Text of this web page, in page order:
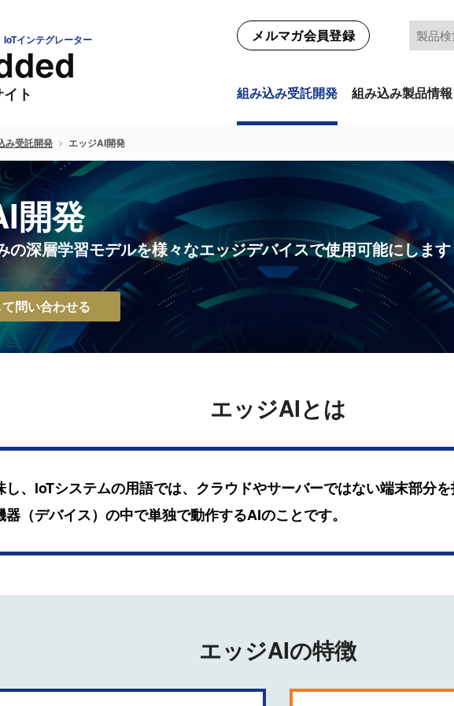
インテグレーター
ト
メルマガ会員登録
組み込み受託開発 組み込み製品情報
み受託開発 エッジAI開発
開発
の深層学習モデルを様々なエッジデバイスで使用可能にします
問い合わせる
エッジAIとは
、IoTシステムの用語では、クラウドやサーバーではない端末部分を
（デバイス）の中で単独で動作するAIのことです。
エッジAIの特徴